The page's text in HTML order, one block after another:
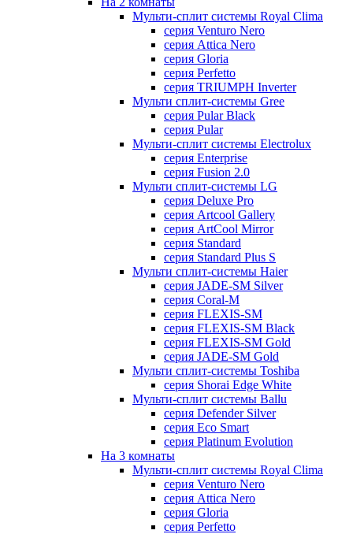
Мульти-сплит системы Royal Clima
серия Venturo Nero
серия Attica Nero
серия Gloria
серия Perfetto
серия TRIUMPH Inverter
Мульти сплит-системы Gree
серия Pular Black
серия Pular
Мульти-сплит системы Electrolux
серия Enterprise
серия Fusion 2.0
Мульти сплит-системы LG
серия Deluxe Pro
серия Artcool Gallery
серия ArtCool Mirror
серия Standard
серия Standard Plus S
Мульти сплит-системы Haier
серия JADE-SM Silver
серия Coral-M
серия FLEXIS-SM
серия FLEXIS-SM Black
серия FLEXIS-SM Gold
серия JADE-SM Gold
Мульти сплит-системы Toshiba
серия Shorai Edge White
Мульти-сплит системы Ballu
серия Defender Silver
серия Eco Smart
серия Platinum Evolution
На 3 комнаты
Мульти-сплит системы Royal Clima
серия Venturo Nero
серия Attica Nero
серия Gloria
серия Perfetto